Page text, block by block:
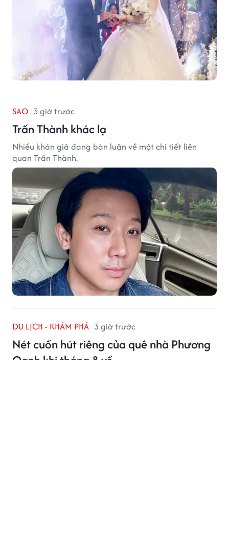
SAO 3 giờ trước
Trấn Thành khác lạ
Nhiều khán giả đang bàn luận về một chi tiết liên
quan Trấn Thành.
DU LỊCH - KHÁM PHÁ 3 giờ trước
Nét cuốn hút riêng của quê nhà Phương
Oanh khi tháng 8 về